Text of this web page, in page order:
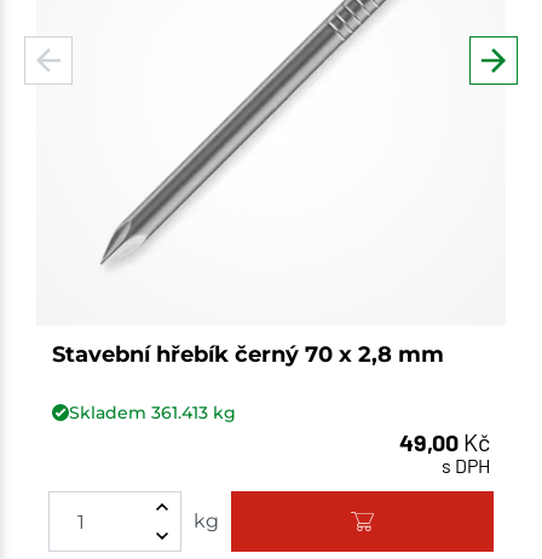
Stavební hřebík černý 70 x 2,8 mm
Skladem 361.413kg
49,00 Kč
s DPH
kg Množství